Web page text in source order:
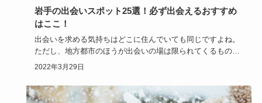
岩手の出会いスポット25選！必ず出会えるおすすめ
はここ！
出会いを求める気持ちはどこに住んでいても同じですよね。
ただし、地方都市のほうが出会いの場は限られてくるもの。
岩手の男女も出…
2022年3月29日